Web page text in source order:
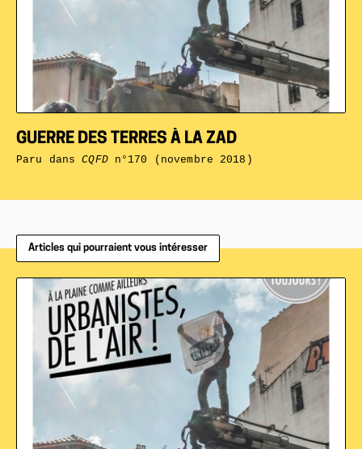
GUERRE DES TERRES À LA ZAD
Paru dansCQFDn°170 (novembre 2018)
Articles qui pourraient vous intéresser